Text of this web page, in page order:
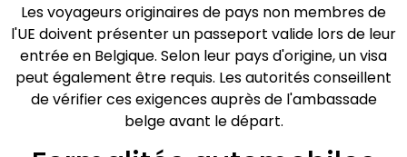
Les voyageurs originaires de pays non membres de
l'UE doivent présenter un passeport valide lors de leur
entrée en Belgique. Selon leur pays d'origine, un visa
peut également être requis. Les autorités conseillent
de vérifier ces exigences auprès de l'ambassade
belge avant le départ.